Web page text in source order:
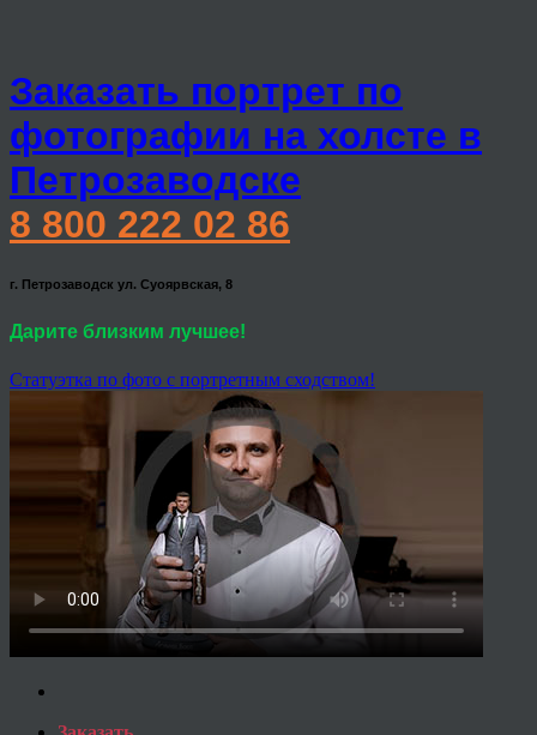
Заказать портрет по
фотографии на холсте в
Петрозаводске
8 800 222 02 86
г. Петрозаводск ул. Суоярвская, 8
Дарите близким лучшее!
Статуэтка по фото с портретным сходством!